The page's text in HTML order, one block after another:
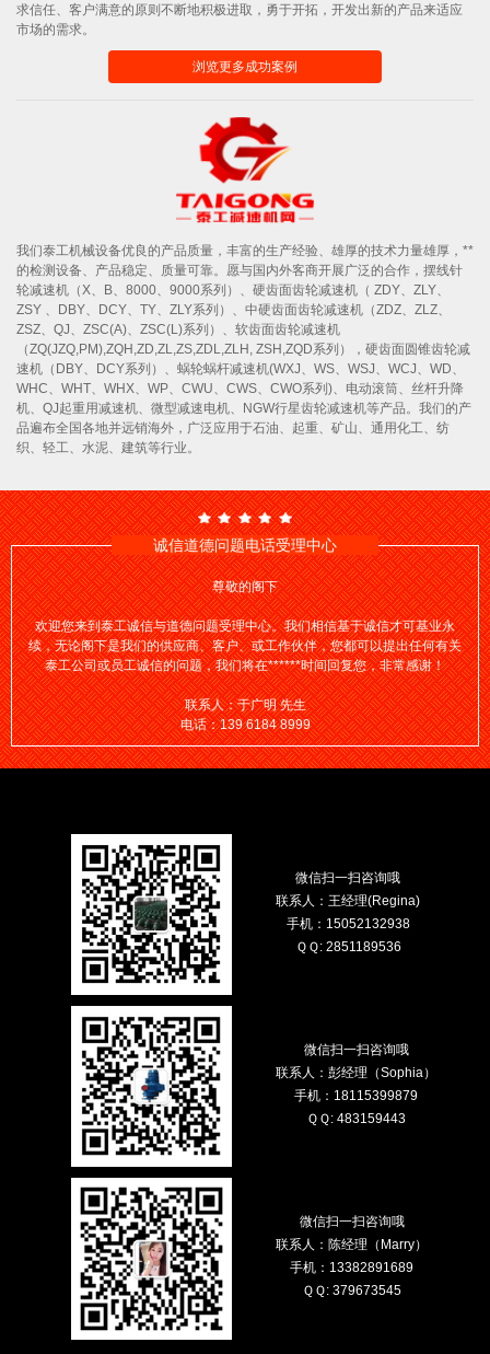
求信任、客户满意的原则不断地积极进取，勇于开拓，开发出新的产品来适应
市场的需求。
浏览更多成功案例
我们泰工机械设备优良的产品质量，丰富的生产经验、雄厚的技术力量雄厚，**
的检测设备、产品稳定、质量可靠。愿与国内外客商开展广泛的合作，摆线针
轮减速机（X、B、8000、9000系列）、硬齿面齿轮减速机（ ZDY、ZLY、
ZSY 、DBY、DCY、TY、ZLY系列）、中硬齿面齿轮减速机（ZDZ、ZLZ、
ZSZ、QJ、ZSC(A)、ZSC(L)系列）、软齿面齿轮减速机
（ZQ(JZQ,PM),ZQH,ZD,ZL,ZS,ZDL,ZLH, ZSH,ZQD系列），硬齿面圆锥齿轮减
速机（DBY、DCY系列）、蜗轮蜗杆减速机(WXJ、WS、WSJ、WCJ、WD、
WHC、WHT、WHX、WP、CWU、CWS、CWO系列)、电动滚筒、丝杆升降
机、QJ起重用减速机、微型减速电机、NGW行星齿轮减速机等产品。我们的产
品遍布全国各地并远销海外，广泛应用于石油、起重、矿山、通用化工、纺
织、轻工、水泥、建筑等行业。
诚信道德问题电话受理中心
尊敬的阁下
欢迎您来到泰工诚信与道德问题受理中心。我们相信基于诚信才可基业永
续，无论阁下是我们的供应商、客户、或工作伙伴，您都可以提出任何有关
泰工公司或员工诚信的问题，我们将在******时间回复您，非常感谢！
联系人：于广明 先生
电话：139 6184 8999
微信扫一扫咨询哦
联系人：王经理(Regina)
手机：15052132938
ＱＱ: 2851189536
微信扫一扫咨询哦
联系人：彭经理（Sophia）
手机：18115399879
ＱＱ: 483159443
微信扫一扫咨询哦
联系人：陈经理（Marry）
手机：13382891689
ＱＱ: 379673545